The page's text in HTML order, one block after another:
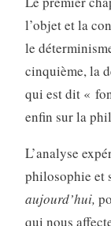
l’objet et la
le
cinquième, la
qui est dit «
enfin sur la
L’analyse
philosophie et
aujourd’hui,
qui nous